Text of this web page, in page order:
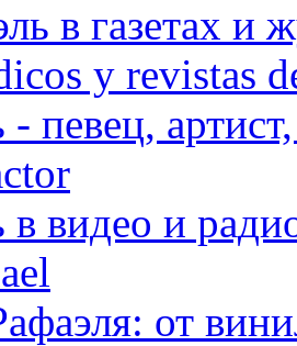
в газетах и
y revistas
- певец,
в видео и
от